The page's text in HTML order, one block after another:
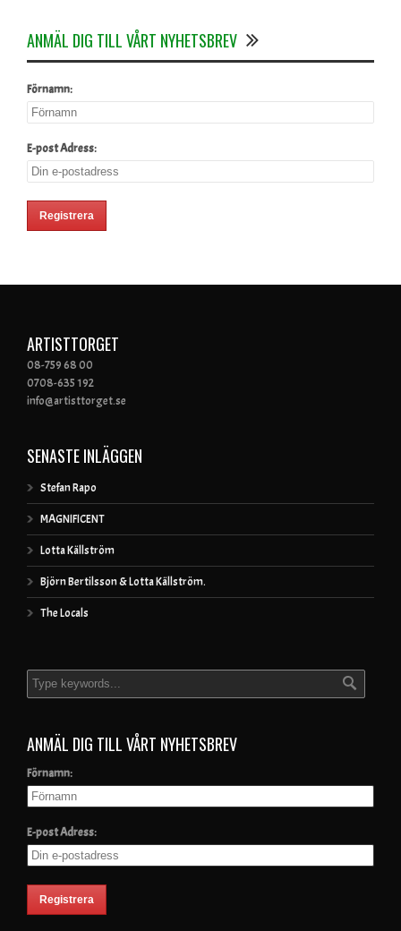
ANMÄL DIG TILL VÅRT NYHETSBREV
Förnamn:
E-post Adress:
ARTISTTORGET
08-759 68 00
0708-635 192
info@artisttorget.se
SENASTE INLÄGGEN
Stefan Rapo
MAGNIFICENT
Lotta Källström
Björn Bertilsson & Lotta Källström.
The Locals
ANMÄL DIG TILL VÅRT NYHETSBREV
Förnamn:
E-post Adress: